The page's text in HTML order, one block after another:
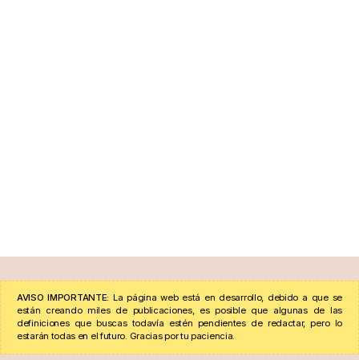
AVISO IMPORTANTE: La página web está en desarrollo, debido a que se
están creando miles de publicaciones, es posible que algunas de las
definiciones que buscas todavía estén pendientes de redactar, pero lo
estarán todas en el futuro. Gracias por tu paciencia.